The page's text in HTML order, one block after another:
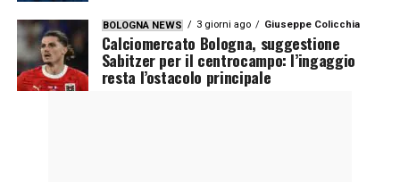
BOLOGNA NEWS 3 giorni ago Giuseppe Colicchia
Calciomercato Bologna, suggestione
Sabitzer per il centrocampo: l’ingaggio
resta l’ostacolo principale